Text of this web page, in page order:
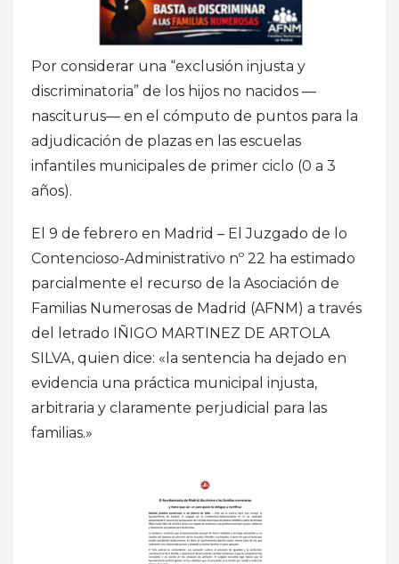
Por considerar una “exclusión injusta y
discriminatoria” de los hijos no nacidos —
nasciturus— en el cómputo de puntos para la
adjudicación de plazas en las escuelas
infantiles municipales de primer ciclo (0 a 3
años).
El 9 de febrero en Madrid – El Juzgado de lo
Contencioso-Administrativo nº 22 ha estimado
parcialmente el recurso de la Asociación de
Familias Numerosas de Madrid (AFNM) a través
del letrado IÑIGO MARTINEZ DE ARTOLA
SILVA, quien dice: «la sentencia ha dejado en
evidencia una práctica municipal injusta,
arbitraria y claramente perjudicial para las
familias.»